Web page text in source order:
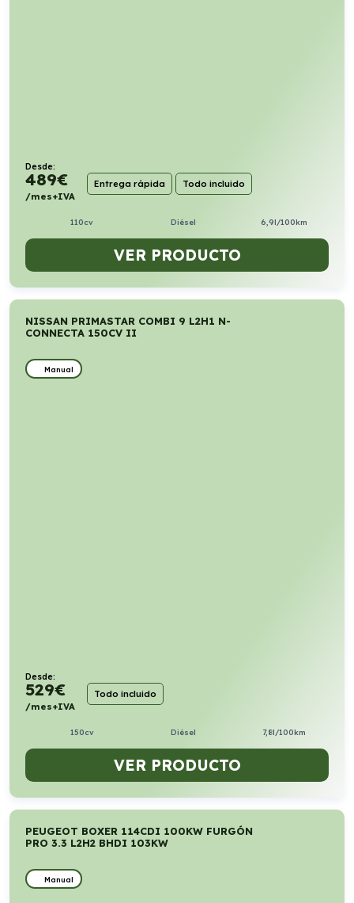
Desde:
489€
/mes+IVA
Entrega rápida Todo incluido
110cv Diésel 6,9l/100km
VER PRODUCTO
NISSAN PRIMASTAR COMBI 9 L2H1 N-
CONNECTA 150CV II
Manual
Desde:
529€
/mes+IVA
Todo incluido
150cv Diésel 7,8l/100km
VER PRODUCTO
PEUGEOT BOXER 114CDI 100KW FURGÓN
PRO 3.3 L2H2 BHDI 103KW
Manual